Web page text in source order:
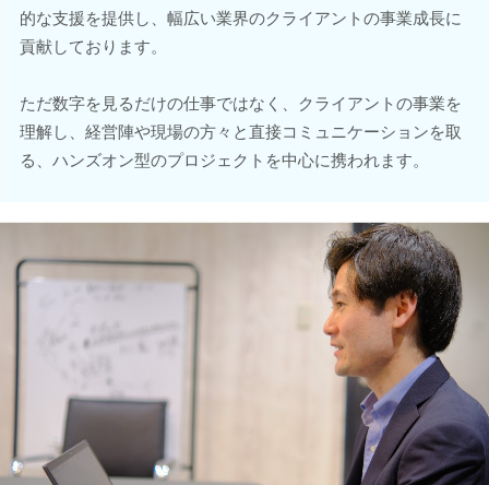
的な支援を提供し、幅広い業界のクライアントの事業成長に
貢献しております。
ただ数字を見るだけの仕事ではなく、クライアントの事業を
理解し、経営陣や現場の方々と直接コミュニケーションを取
る、ハンズオン型のプロジェクトを中心に携われます。